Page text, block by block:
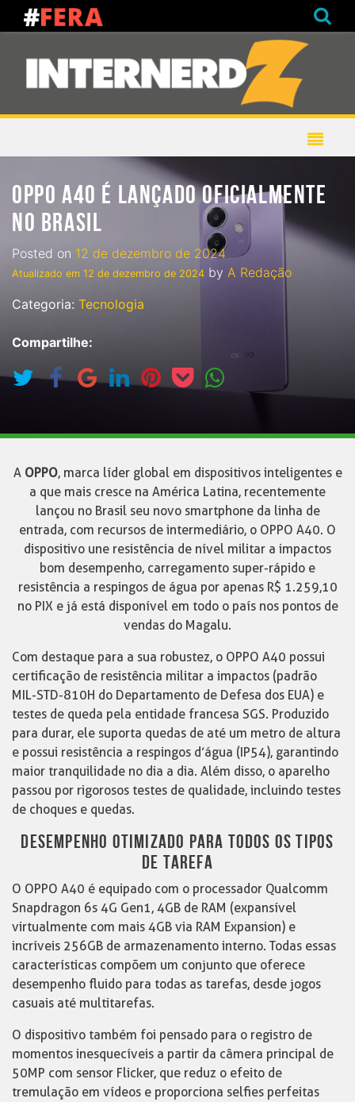
OPPO A40 É LANÇADO OFICIALMENTE
NO BRASIL
Posted on 12 de dezembro de 2024
Atualizado em 12 de dezembro de 2024 by A Redação
Categoria: Tecnologia
Compartilhe:
A OPPO, marca líder global em dispositivos inteligentes e
a que mais cresce na América Latina, recentemente
lançou no Brasil seu novo smartphone da linha de
entrada, com recursos de intermediário, o OPPO A40. O
dispositivo une resistência de nível militar a impactos
bom desempenho, carregamento super-rápido e
resistência a respingos de água por apenas R$ 1.259,10
no PIX e já está disponível em todo o país nos pontos de
vendas do Magalu.
Com destaque para a sua robustez, o OPPO A40 possui
certificação de resistência militar a impactos (padrão
MIL-STD-810H do Departamento de Defesa dos EUA) e
testes de queda pela entidade francesa SGS. Produzido
para durar, ele suporta quedas de até um metro de altura
e possui resistência a respingos d’água (IP54), garantindo
maior tranquilidade no dia a dia. Além disso, o aparelho
passou por rigorosos testes de qualidade, incluindo testes
de choques e quedas.
DESEMPENHO OTIMIZADO PARA TODOS OS TIPOS
DE TAREFA
O OPPO A40 é equipado com o processador Qualcomm
Snapdragon 6s 4G Gen1, 4GB de RAM (expansível
virtualmente com mais 4GB via RAM Expansion) e
incríveis 256GB de armazenamento interno. Todas essas
características compõem um conjunto que oferece
desempenho fluido para todas as tarefas, desde jogos
casuais até multitarefas.
O dispositivo também foi pensado para o registro de
momentos inesquecíveis a partir da câmera principal de
50MP com sensor Flicker, que reduz o efeito de
tremulação em vídeos e proporciona selfies perfeitas